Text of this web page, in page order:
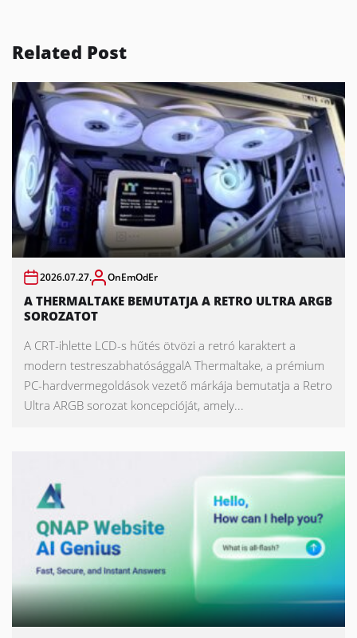
Related Post
2026.07.27. OnEmOdEr
A THERMALTAKE BEMUTATJA A RETRO ULTRA ARGB
SOROZATOT
A CRT-ihlette LCD-s hűtés ötvözi a retró karaktert a
modern testreszabhatósággalA Thermaltake, a prémium
PC-hardvermegoldások vezető márkája bemutatja a Retro
Ultra ARGB sorozat koncepcióját, amely...